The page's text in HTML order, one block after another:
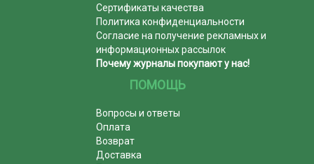
Сертификаты качества
Политика конфиденциальности
Согласие на получение рекламных и
информационных рассылок
Почему журналы покупают у нас!
ПОМОЩЬ
Вопросы и ответы
Оплата
Возврат
Доставка